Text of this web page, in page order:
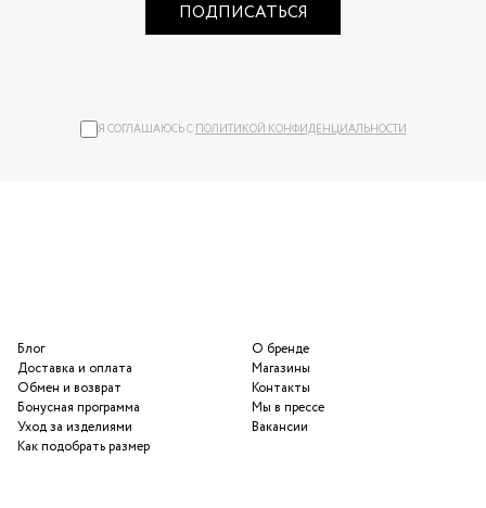
ПОДПИСАТЬСЯ
Я СОГЛАШАЮСЬ СПОЛИТИКОЙ КОНФИДЕНЦИАЛЬНОСТИ
О бренде
Магазины
Контакты
Мы в прессе
Вакансии
Блог
Доставка и оплата
Обмен и возврат
Бонусная программа
Уход за изделиями
Как подобрать размер